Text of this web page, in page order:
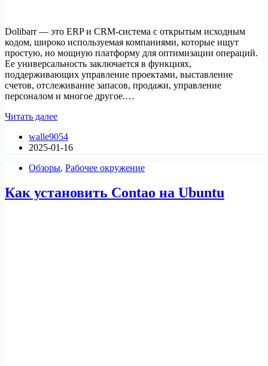
Dolibarr — это ERP и CRM-система с открытым исходным
кодом, широко используемая компаниями, которые ищут
простую, но мощную платформу для оптимизации операций.
Ее универсальность заключается в функциях,
поддерживающих управление проектами, выставление
счетов, отслеживание запасов, продажи, управление
персоналом и многое другое.…
Читать далееКак
Dolibarr
на
walle9054
2025-01-16
Обзоры, Рабочее окружение
Как установить Contao на Ubuntu